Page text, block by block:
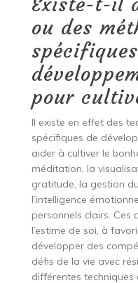
ou des
pour
Il existe en effet des
spécifiques de
aider à cultiver le
méditation, la
gratitude, la gestion
l’intelligence
personnels clairs. Ces
l’estime de soi, à
développer des
défis de la vie avec
différentes